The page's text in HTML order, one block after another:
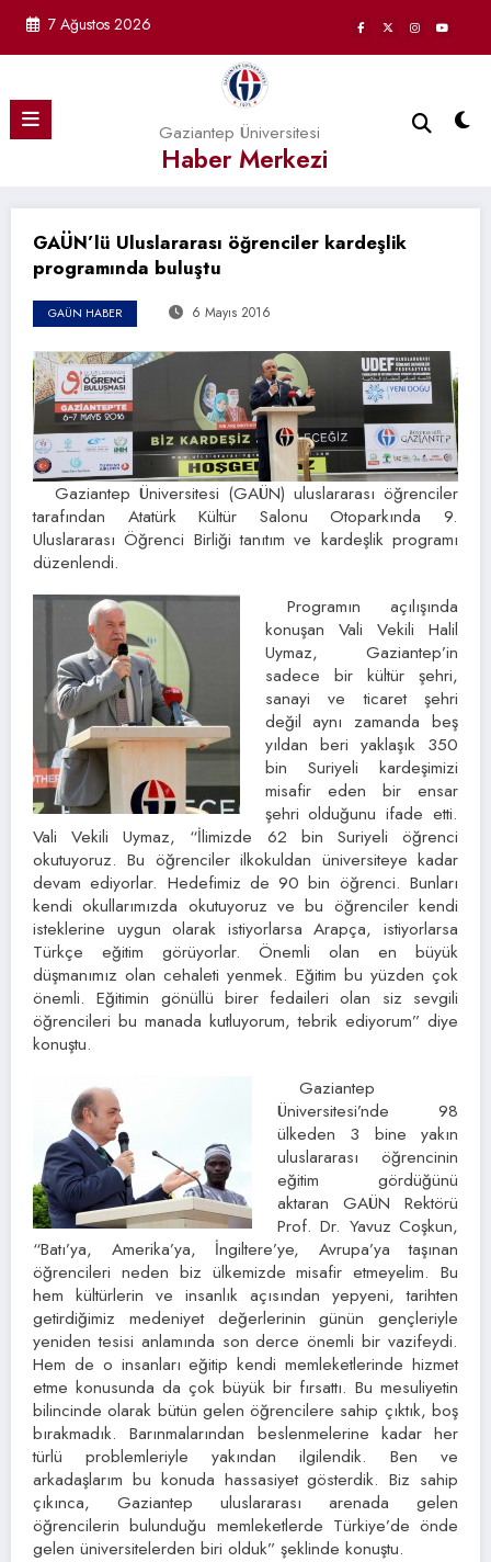
7 Ağustos 2026
Gaziantep Üniversitesi
Haber Merkezi
GAÜN’lü Uluslararası öğrenciler kardeşlik
programında buluştu
GAÜN HABER 6 Mayıs 2016
Gaziantep Üniversitesi (GAÜN) uluslararası öğrenciler
tarafından Atatürk Kültür Salonu Otoparkında 9.
Uluslararası Öğrenci Birliği tanıtım ve kardeşlik programı
düzenlendi.
Programın açılışında
konuşan Vali Vekili Halil
Uymaz, Gaziantep’in
sadece bir kültür şehri,
sanayi ve ticaret şehri
değil aynı zamanda beş
yıldan beri yaklaşık 350
bin Suriyeli kardeşimizi
misafir eden bir ensar
şehri olduğunu ifade etti.
Vali Vekili Uymaz, “İlimizde 62 bin Suriyeli öğrenci
okutuyoruz. Bu öğrenciler ilkokuldan üniversiteye kadar
devam ediyorlar. Hedefimiz de 90 bin öğrenci. Bunları
kendi okullarımızda okutuyoruz ve bu öğrenciler kendi
isteklerine uygun olarak istiyorlarsa Arapça, istiyorlarsa
Türkçe eğitim görüyorlar. Önemli olan en büyük
düşmanımız olan cehaleti yenmek. Eğitim bu yüzden çok
önemli. Eğitimin gönüllü birer fedaileri olan siz sevgili
öğrencileri bu manada kutluyorum, tebrik ediyorum” diye
konuştu.
Gaziantep
Üniversitesi’nde 98
ülkeden 3 bine yakın
uluslararası öğrencinin
eğitim gördüğünü
aktaran GAÜN Rektörü
Prof. Dr. Yavuz Coşkun,
“Batı’ya, Amerika’ya, İngiltere’ye, Avrupa’ya taşınan
öğrencileri neden biz ülkemizde misafir etmeyelim. Bu
hem kültürlerin ve insanlık açısından yepyeni, tarihten
getirdiğimiz medeniyet değerlerinin günün gençleriyle
yeniden tesisi anlamında son derce önemli bir vazifeydi.
Hem de o insanları eğitip kendi memleketlerinde hizmet
etme konusunda da çok büyük bir fırsattı. Bu mesuliyetin
bilincinde olarak bütün gelen öğrencilere sahip çıktık, boş
bırakmadık. Barınmalarından beslenmelerine kadar her
türlü problemleriyle yakından ilgilendik. Ben ve
arkadaşlarım bu konuda hassasiyet gösterdik. Biz sahip
çıkınca, Gaziantep uluslararası arenada gelen
öğrencilerin bulunduğu memleketlerde Türkiye’de önde
gelen üniversitelerden biri olduk” şeklinde konuştu.